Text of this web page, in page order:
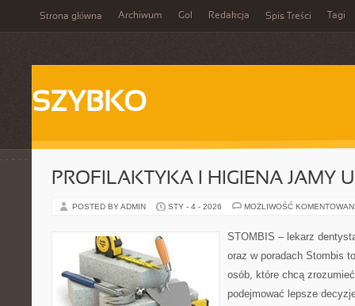
Strona główna Archiwum Gol Redakcja Spis Treści Tagi
SZYBKO
PROFILAKTYKA I HIGIENA JAMY
POSTED BY ADMIN STY - 4 - 2026 MOŻLIWOŚĆ
STOMBIS – lekarz
oraz w poradach Stombis
osób, które chcą
podejmować lepsze